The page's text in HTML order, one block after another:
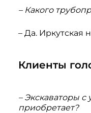
– Какого
– Да. Иркутская
Клиенты
– Экскаваторы
приобретает?